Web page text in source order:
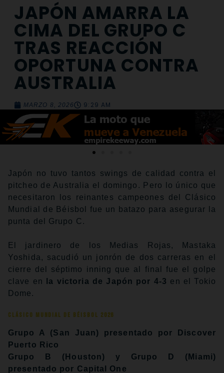
JAPÓN AMARRA LA
CIMA DEL GRUPO C
TRAS REACCIÓN
OPORTUNA CONTRA
AUSTRALIA
MARZO 8, 2026 9:29 AM
Japón no tuvo tantos swings de calidad contra el
pitcheo de Australia el domingo. Pero lo único que
necesitaron los reinantes campeones del Clásico
Mundial de Béisbol fue un batazo para asegurar la
punta del Grupo C.
El jardinero de los Medias Rojas, Mastaka
Yoshida, sacudió un jonrón de dos carreras en el
cierre del séptimo inning que al final fue el golpe
clave en
la victoria de Japón por 4-3 en el Tokio
Dome.
Clásico Mundial de Béisbol 2026
Grupo A (San Juan) presentado por Discover
Puerto Rico
Grupo B (Houston) y Grupo D (Miami)
presentado por Capital One